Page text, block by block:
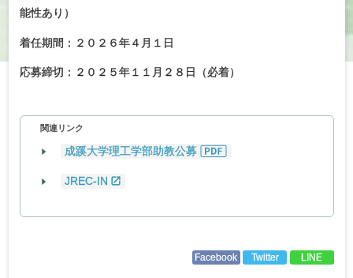
能性あり）
着任期間：２０２６年４月１日
応募締切：２０２５年１１月２８日（必着）
関連リンク
成蹊大学理工学部助教公募
JREC-IN
Facebook Twitter LINE